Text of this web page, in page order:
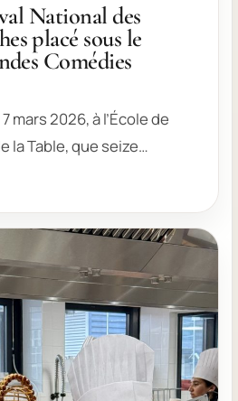
National des
placé sous le
Comédies
mars 2026, à l’École de
la Table, que seize…